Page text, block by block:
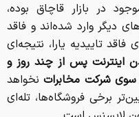
در بازار قاچاق بوده،
دیگر وارد شده‌اند و فاقد
تاییدیه یارا، نتیجه‌ای
اینترنت پس از چند روز و
سوی شرکت مخابراتنخواهد
برخی فروشگاه‌ها، تله‌ای